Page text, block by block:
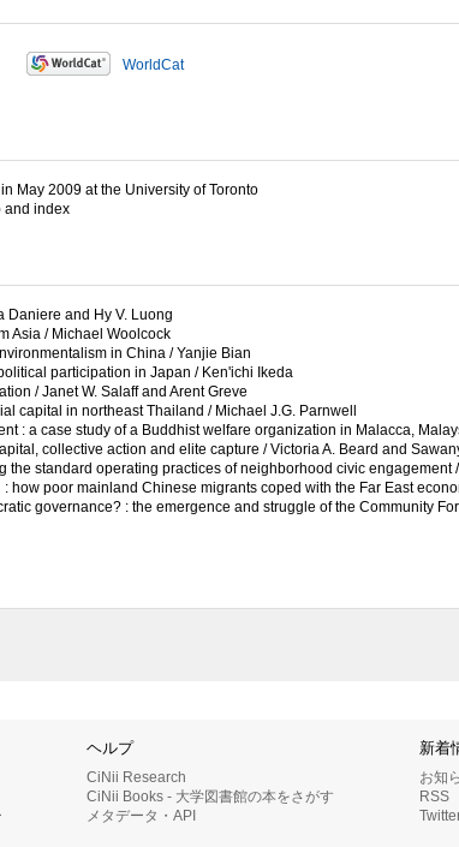
WorldCat
May 2009 at the University of Toronto
and index
Daniere and Hy V. Luong
Asia / Michael Woolcock
in China / Yanjie Bian
participation in Japan / Ken'ichi Ikeda
/ Janet W. Salaff and Arent Greve
capital in northeast Thailand / Michael J.G. Parnwell
: a case study of a Buddhist welfare organization in Malacca,
collective action and elite capture / Victoria A. Beard and
the standard operating practices of neighborhood civic engagement
how poor mainland Chinese migrants coped with the Far East
governance? : the emergence and struggle of the Community
ヘルプ
CiNii Research
CiNii Books - 大学図書館の本をさがす
メタデータ・API
新着
お知
RSS